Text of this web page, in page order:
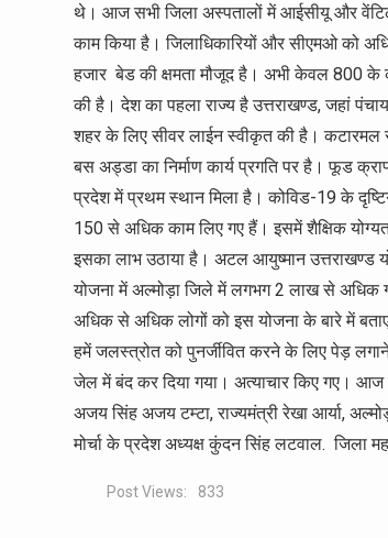
थे। आज सभी जिला अस्पतालों में आईसीयू और
काम किया है। जिलाधिकारियों और सीएमओ को
हजार बेड की क्षमता मौजूद है। अभी केवल 800 के
की है। देश का पहला राज्य है उत्तराखण्ड, जहां
शहर के लिए सीवर लाईन स्वीकृत की है।
बस अड्डा का निर्माण कार्य प्रगति पर है। फूड
प्रदेश में प्रथम स्थान मिला है। कोविड-19 के
150 से अधिक काम लिए गए हैं। इसमें शैक्षिक
इसका लाभ उठाया है। अटल आयुष्मान उत्तराखण्ड
योजना में अल्मोड़ा जिले में लगभग 2 लाख से अधिक
अधिक से अधिक लोगों को इस योजना के बारे में
हमें जलस्त्रोत को पुनर्जीवित करने के लिए पेड़
जेल में बंद कर दिया गया। अत्याचार किए गए। आज
अजय सिंह अजय टम्टा, राज्यमंत्री रेखा आर्या,
मोर्चा के प्रदेश अध्यक्ष कुंदन सिंह लटवाल. जिला
Post Views: 833